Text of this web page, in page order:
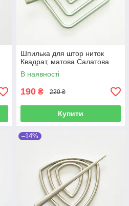
Шпилька для штор ниток
Квадрат, матова Салатова
В наявності
190 ₴ 220 ₴
Купити
–14%